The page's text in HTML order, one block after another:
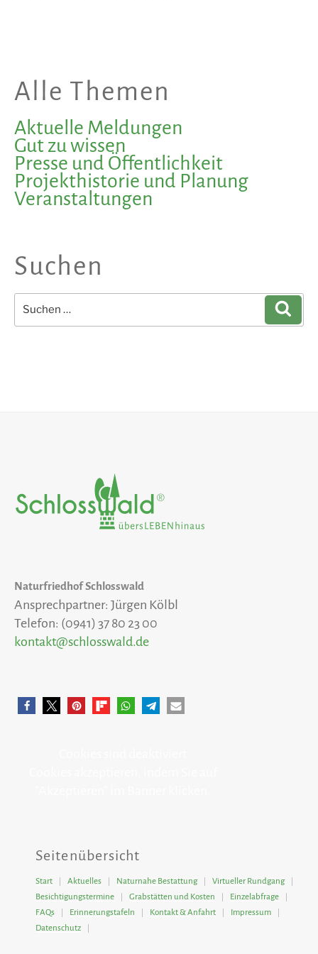
Alle Themen
Aktuelle Meldungen
Gut zu wissen
Presse und Öffentlichkeit
Projekthistorie und Planung
Veranstaltungen
Suchen
Naturfriedhof Schlosswald
Ansprechpartner: Jürgen Kölbl
Telefon: (0941) 37 80 23 00
kontakt@schlosswald.de
Seitenübersicht
Start Aktuelles Naturnahe Bestattung
Virtueller Rundgang
Besichtigungstermine
Grabstätten und Kosten
Einzelabfrage
FAQs
Erinnerungstafeln Kontakt & Anfahrt
Impressum
Datenschutz